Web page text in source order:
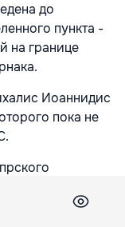
до
пункта -
на границе
Иоаннидис
пока не
деятельности,